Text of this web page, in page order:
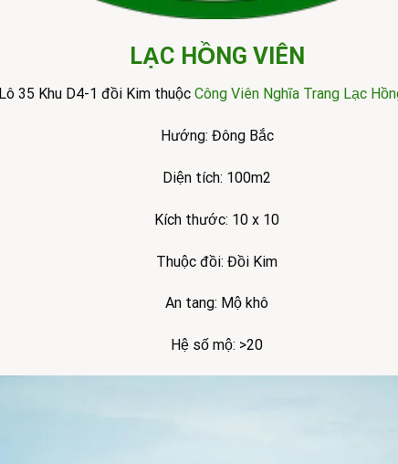
LẠC HỒNG VIÊN
Lô 35 Khu D4-1 đồi Kim thuộc Công Viên Nghĩa Trang Lạc
Hướng: Đông Bắc
Diện tích: 100m2
Kích thước: 10 x 10
Thuộc đồi: Đồi Kim
An tang: Mộ khô
Hệ số mộ: >20